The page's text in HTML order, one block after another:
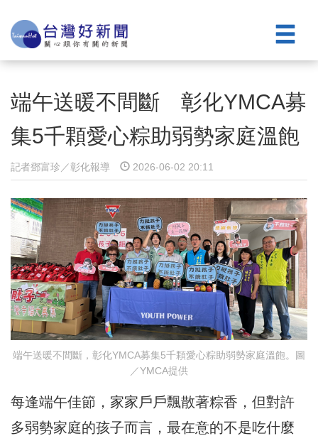
端午送暖不間斷 彰化YMCA募
集5千顆愛心粽助弱勢家庭溫飽
記者鄧富珍／彰化報導 2026-06-02 20:11
端午送暖不間斷，彰化YMCA募集5千顆愛心粽助弱勢家庭溫飽。圖
／YMCA提供
每逢端午佳節，家家戶戶飄散著粽香，但對許
多弱勢家庭的孩子而言，最在意的不是吃什麼